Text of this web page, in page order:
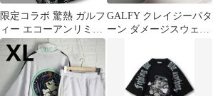
限定コラボ 驚熱 ガルフ
ィー エコーアンリミテ
ッド 紋紋セットアップ
XL
GALFY クレイジーパタ
ーン ダメージスウェッ